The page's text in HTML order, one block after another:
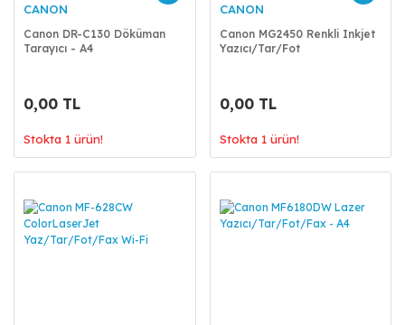
CANON
Canon DR-C130 Döküman
Tarayıcı - A4
0,00 TL
Stokta 1 ürün!
CANON
Canon MG2450 Renkli Inkjet
Yazıcı/Tar/Fot
0,00 TL
Stokta 1 ürün!